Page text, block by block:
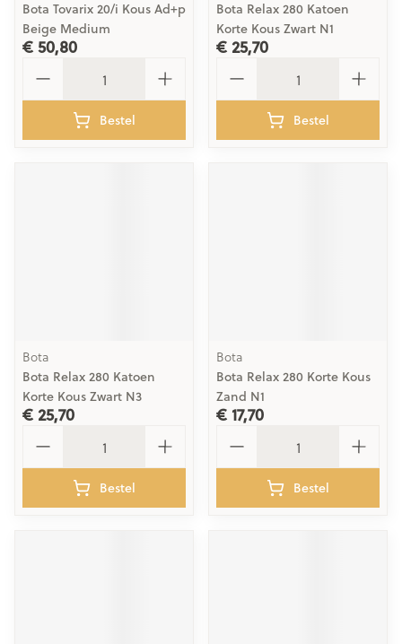
Bota Tovarix 20/i Kous Ad+p
Beige Medium
€ 50,80
Bestel
Bota Relax 280 Katoen
Korte Kous Zwart N1
€ 25,70
Bestel
Bota
Bota Relax 280 Katoen
Korte Kous Zwart N3
€ 25,70
Bestel
Bota
Bota Relax 280 Korte Kous
Zand N1
€ 17,70
Bestel